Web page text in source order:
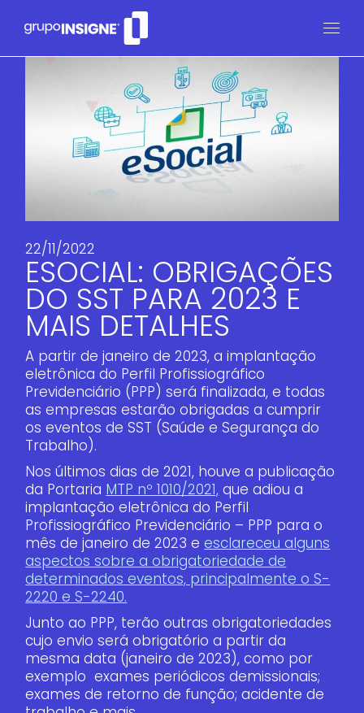
22/11/2022
ESOCIAL: OBRIGAÇÕES
DO SST PARA 2023 E
MAIS DETALHES
A partir de janeiro de 2023, a implantação
eletrônica do Perfil Profissiográfico
Previdenciário (PPP) será finalizada, e todas
as empresas estarão obrigadas a cumprir
os eventos de SST (Saúde e Segurança do
Trabalho).
Nos últimos dias de 2021, houve a publicação
da Portaria MTP nº 1010/2021, que adiou a
implantação eletrônica do Perfil
Profissiográfico Previdenciário – PPP para o
mês de janeiro de 2023 eesclareceu alguns
aspectos sobre a obrigatoriedade de
determinados eventos, principalmente o S-
2220 e S-2240.
Junto ao PPP, terão outras obrigatoriedades
cujo envio será obrigatório a partir da
mesma data (janeiro de 2023), como por
exemplo exames periódicos demissionais;
exames de retorno de função; acidente de